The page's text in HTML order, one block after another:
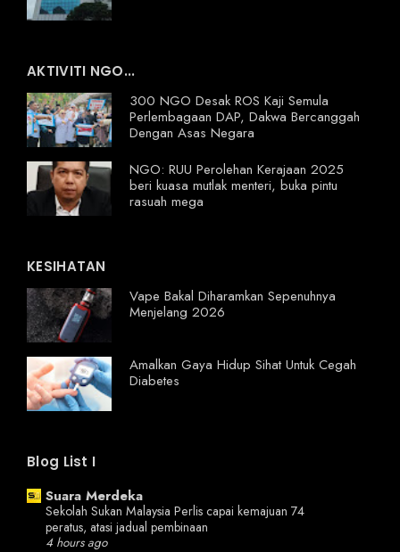
AKTIVITI NGO...
300 NGO Desak ROS Kaji Semula
Perlembagaan DAP, Dakwa Bercanggah
Dengan Asas Negara
NGO: RUU Perolehan Kerajaan 2025
beri kuasa mutlak menteri, buka pintu
rasuah mega
KESIHATAN
Vape Bakal Diharamkan Sepenuhnya
Menjelang 2026
Amalkan Gaya Hidup Sihat Untuk Cegah
Diabetes
Blog List I
Suara Merdeka
Sekolah Sukan Malaysia Perlis capai kemajuan 74
peratus, atasi jadual pembinaan
4 hours ago